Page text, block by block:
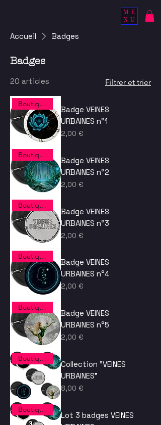
ME
NU
Accueil Badges
Badges
20 articles Filtrer et trier
Boutique spectacle
Badge VEINES
URBAINES n°1
Prix
2,00 €
Boutique spectacle
Badge VEINES
URBAINES n°2
Prix
2,00 €
Boutique spectacle
Badge VEINES
URBAINES n°3
Prix
2,00 €
Boutique spectacle
Badge VEINES
URBAINES n°4
Prix
2,00 €
Boutique spectacle
Badge VEINES
URBAINES n°5
Prix
2,00 €
Boutique spectacle
Collection "VEINES
URBAINES"
Prix
8,00 €
Boutique spectacle
Lot 3 badges VEINES